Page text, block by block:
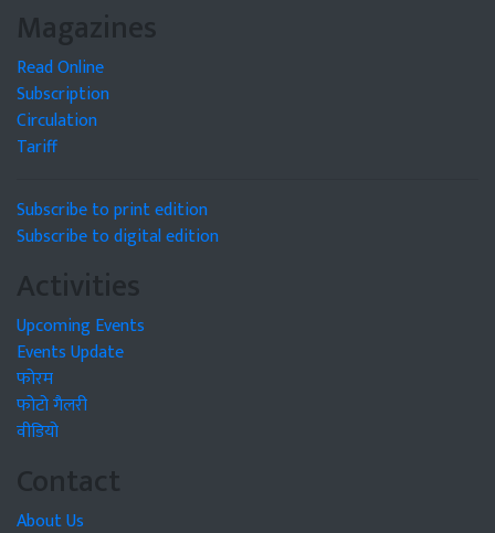
Magazines
Read Online
Subscription
Circulation
Tariff
Subscribe to print edition
Subscribe to digital edition
Activities
Upcoming Events
Events Update
फोरम
फोटो गैलरी
वीडियो
Contact
About Us